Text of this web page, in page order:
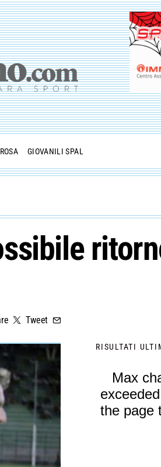
GIOVANILI SPAL
Tweet
RISULTATI